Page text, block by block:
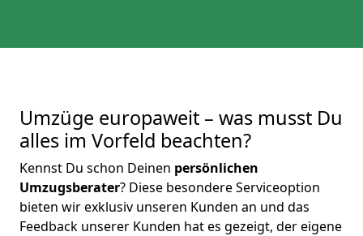
Umzüge europaweit – was musst Du
alles im Vorfeld beachten?
Kennst Du schon Deinen persönlichen
Umzugsberater? Diese besondere Serviceoption
bieten wir exklusiv unseren Kunden an und das
Feedback unserer Kunden hat es gezeigt, der eigene